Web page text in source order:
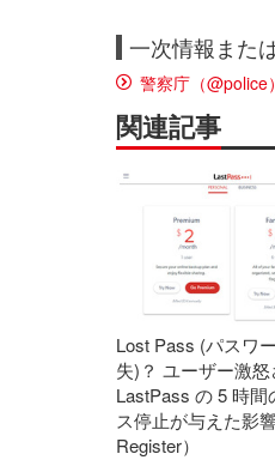
一次情報また
警察庁（@police）
関連記事
Lost Pass (パスワ
失)？ ユーザー激怒
LastPass の 5 時間
ス停止が与えた影
Register）